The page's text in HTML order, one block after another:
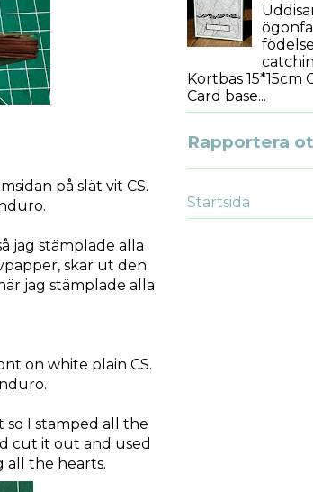
på slät vit CS.
jag stämplade alla
skar ut den
jag stämplade alla
on white plain CS.
I stamped all the
cut it out and used
all the hearts.
Kortbas 15*15cm
Card base...
Rapportera
Startsida